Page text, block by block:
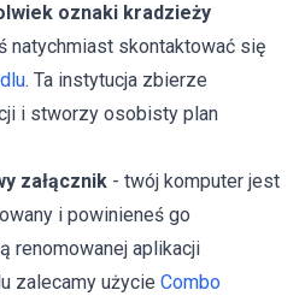
oznaki kradzieży
natychmiast skontaktować się
. Ta instytucja zbierze
i stworzy osobisty plan
załącznik - twój komputer jest
i powinieneś go
renomowanej aplikacji
zalecamy użycie Combo